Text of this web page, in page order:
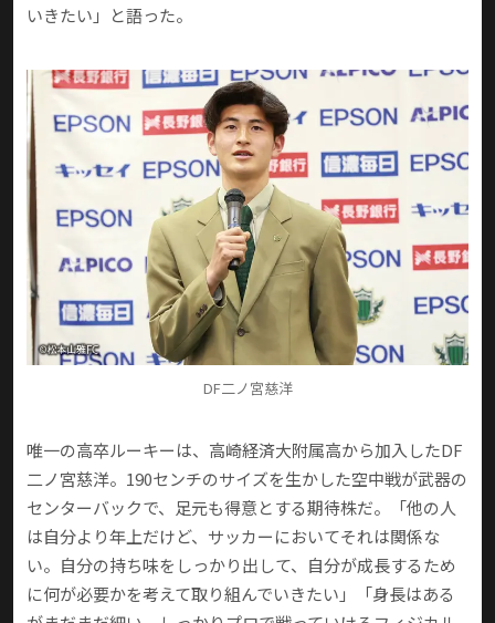
いきたい」と語った。
DF二ノ宮慈洋
唯一の高卒ルーキーは、高崎経済大附属高から加入したDF
二ノ宮慈洋。190センチのサイズを生かした空中戦が武器の
センターバックで、足元も得意とする期待株だ。「他の人
は自分より年上だけど、サッカーにおいてそれは関係な
い。自分の持ち味をしっかり出して、自分が成長するため
に何が必要かを考えて取り組んでいきたい」「身長はある